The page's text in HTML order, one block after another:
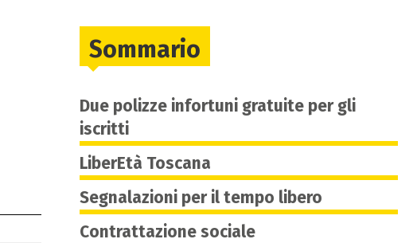
Sommario
Due polizze infortuni gratuite per gli
iscritti
LiberEtà Toscana
Segnalazioni per il tempo libero
Contrattazione sociale